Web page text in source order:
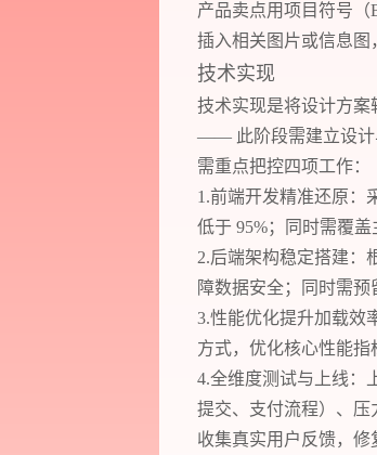
产品卖点用项目符号（
插入相关图片或信息图
技术实现
技术实现是将设计方
—— 此阶段需建立设计
需重点把控四项工作：
1.前端开发精准还原：
低于 95%；同时需覆
2.后端架构稳定搭建：
障数据安全；同时需预
3.性能优化提升加载效
方式，优化核心性能指
4.全维度测试与上线：
提交、支付流程）、压
收集真实用户反馈，修